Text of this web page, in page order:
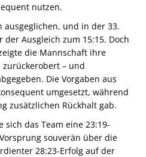
nutzen.
ausgeglichen, und in der 33.
Ausgleich zum 15:15. Doch
die Mannschaft ihre
zurückerobert – und
Die Vorgaben aus
umgesetzt, während
zusätzlichen Rückhalt gab.
das Team eine 23:19-
souverän über die
28:23-Erfolg auf der